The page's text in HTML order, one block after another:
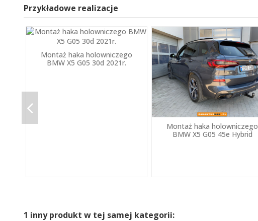
Przykładowe realizacje
Montaż haka holowniczego
BMW X5 G05 30d 2021r.
Montaż haka holowniczego
BMW X5 G05 45e Hybrid
1 inny produkt w tej samej kategorii: